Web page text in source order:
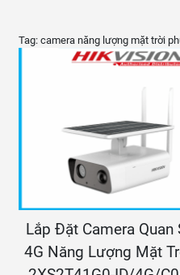
Tag: camera năng lượng mặt trời
Lắp Đặt Camera Quan
4G Năng Lượng Mặt